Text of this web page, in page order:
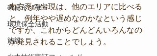
磯あそび教室
環境保全活動
施設
南方系の出現は、他のエリアに比べる
と、例年やや遅めなのかなという感じ
ですが、これからどんどんいろんなの
が発見されることでしょう。